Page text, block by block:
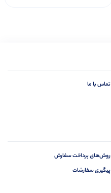
تماس با ما
روش‌های پرداخت سفارش
پیگیری سفارشات